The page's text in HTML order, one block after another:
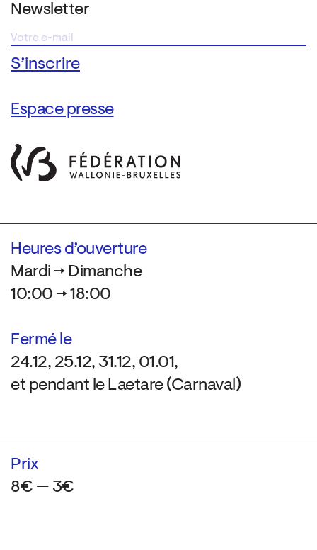
Newsletter
Espace presse
Heures d’ouverture
Mardi → Dimanche
10:00 → 18:00
Fermé le
24.12, 25.12, 31.12, 01.01,
et pendant le Laetare (Carnaval)
Prix
8€ — 3€